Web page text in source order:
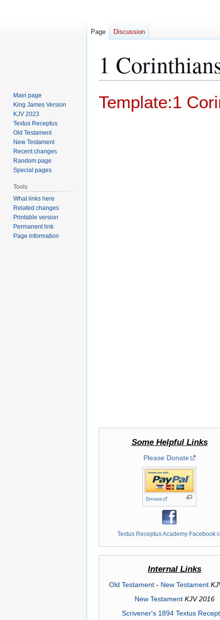
1
Template:1
Some Helpful Links
Please Donate
Donate
Textus Receptus Academy Facebook
Internal Links
Old Testament- New Testament
New Testament KJV 2016
Scrivener's 1894 Textus
Page Discussion
Main page
King James Version
KJV 2023
Textus Receptus
Old Testament
New Testament
Recent changes
Random page
Special pages
Tools
What links here
Related changes
Printable version
Permanent link
Page information